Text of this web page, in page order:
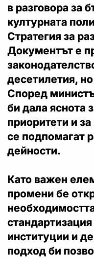
в разговора за
културната
Стратегия за
Документът е
десетилетия,
Според
би дала яснота
приоритети и
се подпомагат
дейности.
Като важен
промени бе
институции и
подход би